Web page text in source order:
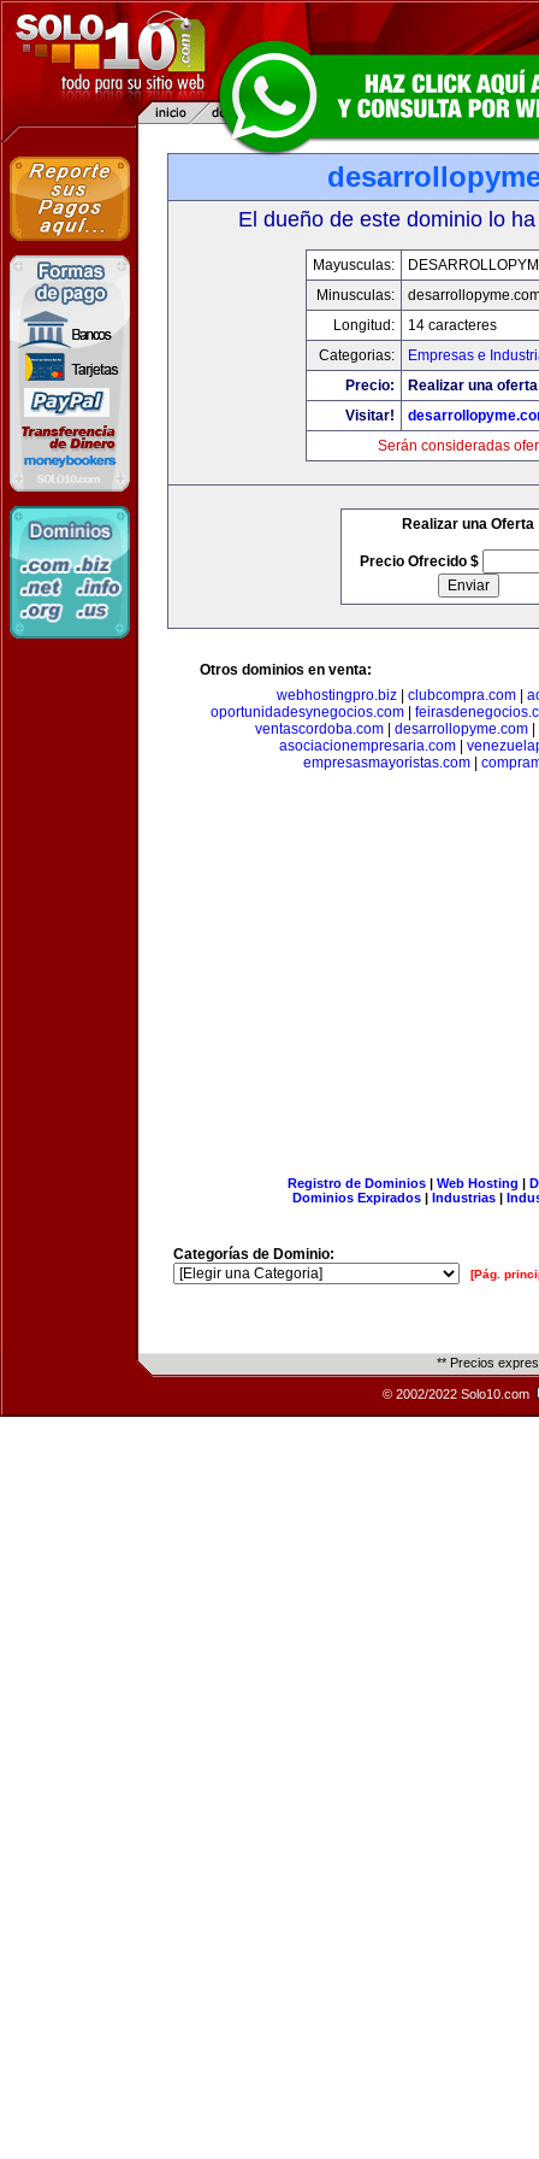
El dueño de este dominio lo
Mayusculas:
Minusculas:
Longitud:
14 caracteres
Categorias:
Empresas e
Precio:
Realizar una
Visitar!
Serán consideradas
Realizar una Oferta
Precio Ofrecido $
Otros dominios en venta:
webhostingpro.biz| clubcompra.com|
oportunidadesynegocios.com|
ventascordoba.com| desarrollopyme.com|
asociacionempresaria.com
empresasmayoristas.com
Registro de Dominios| Web Hosting |
Dominios Expirados | Industrias |
Categorías de Dominio:
[Pág.
** Precios
© 2002/2022 Solo10.com